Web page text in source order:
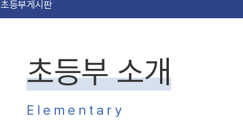
초등부게시판
초등부 소개
Elementary